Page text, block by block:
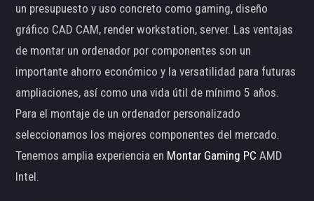
un presupuesto y uso concreto como gaming, diseño
gráfico CAD CAM, render workstation, server. Las ventajas
de montar un ordenador por componentes son un
importante ahorro económico y la versatilidad para futuras
ampliaciones, así como una vida útil de mínimo 5 años.
Para el montaje de un ordenador personalizado
seleccionamos los mejores componentes del mercado.
Tenemos amplia experiencia en Montar Gaming PC AMD
Intel.